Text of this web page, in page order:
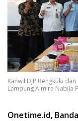
Kanwil DJP Bengkulu
Lampung Almira Nabila
Onetime.id,